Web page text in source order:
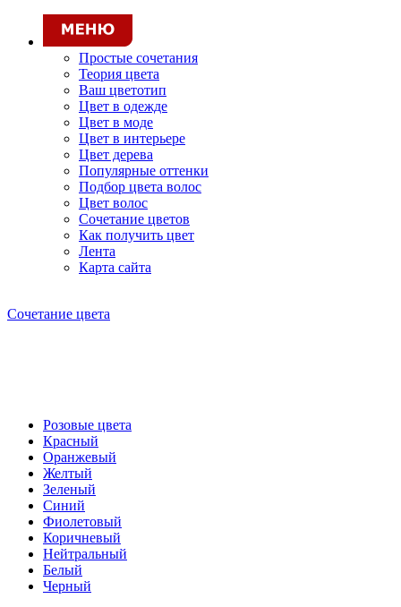
Простые сочетания
Теория цвета
Ваш цветотип
Цвет в одежде
Цвет в моде
Цвет в интерьере
Цвет дерева
Популярные оттенки
Подбор цвета волос
Цвет волос
Сочетание цветов
Как получить цвет
Лента
Карта сайта
Сочетание цвета
Розовые цвета
Красный
Оранжевый
Желтый
Зеленый
Синий
Фиолетовый
Коричневый
Нейтральный
Белый
Черный